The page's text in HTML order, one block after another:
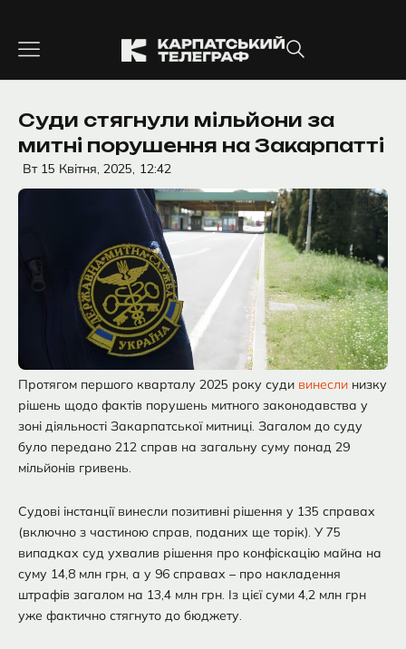
вмісту
Суди стягнули мільйони за
митні порушення на Закарпатті
Вт 15 Квітня, 2025, 12:42
Протягом першого кварталу 2025 року суди винесли низку
рішень щодо фактів порушень митного законодавства у
зоні діяльності Закарпатської митниці. Загалом до суду
було передано 212 справ на загальну суму понад 29
мільйонів гривень.
Судові інстанції винесли позитивні рішення у 135 справах
(включно з частиною справ, поданих ще торік). У 75
випадках суд ухвалив рішення про конфіскацію майна на
суму 14,8 млн грн, а у 96 справах – про накладення
штрафів загалом на 13,4 млн грн. Із цієї суми 4,2 млн грн
уже фактично стягнуто до бюджету.